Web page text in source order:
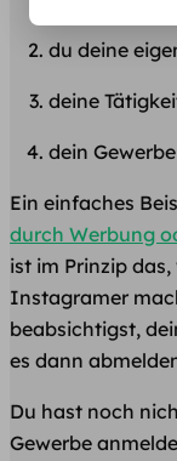
du deine
deine
dein
Ein einfaches
durch Werbung
ist im Prinzip
Instagramer
beabsichtigst,
es dann
Du hast noch
Gewerbe